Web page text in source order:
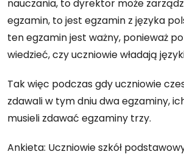
nauczania, to dyrektor może
egzamin, to jest egzamin z języka
ten egzamin jest ważny, ponieważ
wiedzieć, czy uczniowie władają
Tak więc podczas gdy uczniowie
zdawali w tym dniu dwa egzaminy,
musieli zdawać egzaminy trzy.
Ankieta: Uczniowie szkół